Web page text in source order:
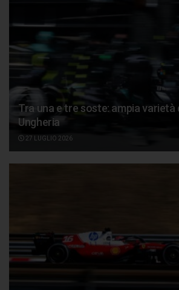
Tra una e tre soste: ampia varietà
Ungheria
27 LUGLIO 2026